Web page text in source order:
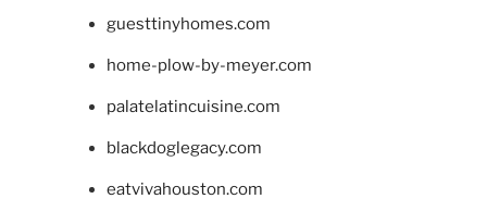
guesttinyhomes.com
home-plow-by-meyer.com
palatelatincuisine.com
blackdoglegacy.com
eatvivahouston.com